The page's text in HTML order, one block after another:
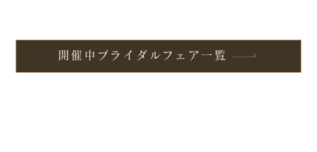
開催中ブライダルフェア一覧